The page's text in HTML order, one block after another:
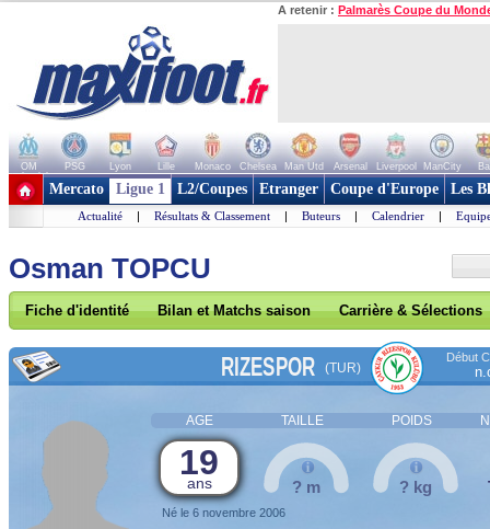
A retenir : Palmarès Coupe du
OM PSG Lyon Lille Monaco Chelsea Man Utd Arsenal Liverpool ManCity
+ de clubs
Mercato Ligue 1 L2/Coupes Etranger Coupe d'Europe Les
Actualité | Résultats & Classement | Buteurs | Calendrier |
Osman TOPCU
Fiche d'identité Bilan et Matchs saison Carrière & Sélections
RIZESPOR (TUR)
Début
AGE TAILLE POIDS
19
ans
Né le 6 novembre 2006
? m ? kg